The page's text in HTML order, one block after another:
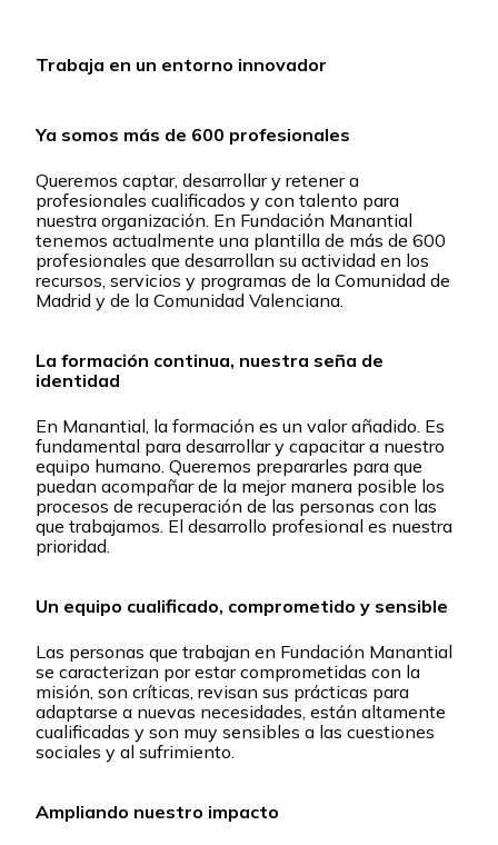
Trabaja en un entorno innovador
Ya somos más de 600 profesionales
Queremos captar, desarrollar y retener a
profesionales cualificados y con talento para
nuestra organización. En Fundación Manantial
tenemos actualmente una plantilla de más de 600
profesionales que desarrollan su actividad en los
recursos, servicios y programas de la Comunidad de
Madrid y de la Comunidad Valenciana.
La formación continua, nuestra seña de
identidad
En Manantial, la formación es un valor añadido. Es
fundamental para desarrollar y capacitar a nuestro
equipo humano. Queremos prepararles para que
puedan acompañar de la mejor manera posible los
procesos de recuperación de las personas con las
que trabajamos. El desarrollo profesional es nuestra
prioridad.
Un equipo cualificado, comprometido y sensible
Las personas que trabajan en Fundación Manantial
se caracterizan por estar comprometidas con la
misión, son críticas, revisan sus prácticas para
adaptarse a nuevas necesidades, están altamente
cualificadas y son muy sensibles a las cuestiones
sociales y al sufrimiento.
Ampliando nuestro impacto